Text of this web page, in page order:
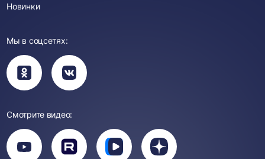
Новинки
Мы в соцсетях:
Вы
перейдете
в
группу
Вы
перейдете
в
группу
Смотрите видео:
Вы
перейдете
на
Вы
Вы
Вы